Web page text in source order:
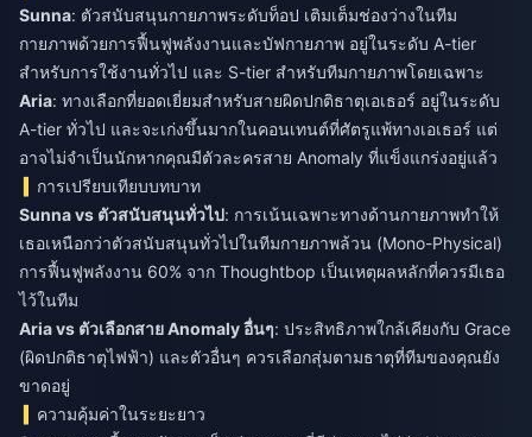
Sunna: ตัวสนับสนุนกายภาพระดับท็อป เติมเต็มช่องว่างในทีม
กายภาพด้วยการฟื้นฟูพลังงานและบัฟกายภาพ อยู่ในระดับ A-tier
สำหรับการใช้งานทั่วไป และ S-tier สำหรับทีมกายภาพโดยเฉพาะ
Aria: ทางเลือกที่ยอดเยี่ยมสำหรับสายผิดปกติธาตุเอเธอร์ อยู่ในระดับ
A-tier ทั่วไป และจะเก่งขึ้นมากในคอนเทนต์ที่ศัตรูแพ้ทางเอเธอร์ แต่
อาจไม่จำเป็นนักหากคุณมีตัวละครสาย Anomaly ที่แข็งแกร่งอยู่แล้ว
การเปรียบเทียบบทบาท
Sunna vs ตัวสนับสนุนทั่วไป: การเน้นเฉพาะทางด้านกายภาพทำให้
เธอเหนือกว่าตัวสนับสนุนทั่วไปในทีมกายภาพล้วน (Mono-Physical)
การฟื้นฟูพลังงาน 60% จาก Thoughtbop เป็นเหตุผลหลักที่ควรมีเธอ
ไว้ในทีม
Aria vs ตัวเลือกสาย Anomaly อื่นๆ: ประสิทธิภาพใกล้เคียงกับ Grace
(ผิดปกติธาตุไฟฟ้า) และตัวอื่นๆ ควรเลือกสุ่มตามธาตุที่ทีมของคุณยัง
ขาดอยู่
ความคุ้มค่าในระยะยาว